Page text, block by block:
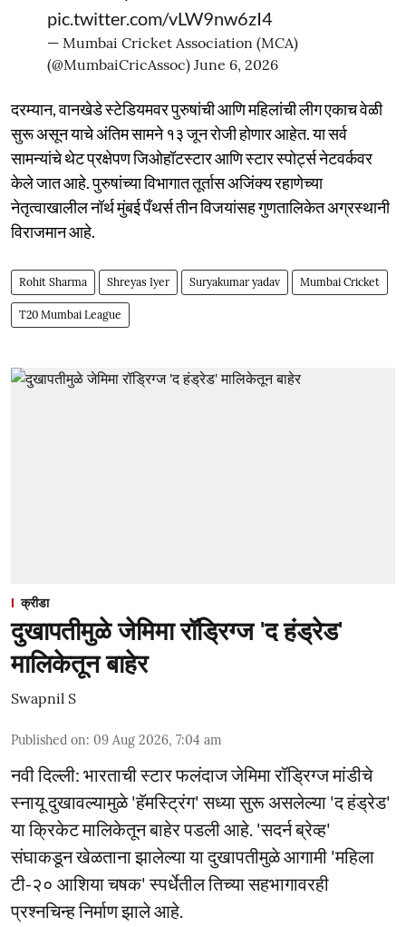
pic.twitter.com/vLW9nw6zI4
— Mumbai Cricket Association (MCA)
(@MumbaiCricAssoc) June 6, 2026
दरम्यान, वानखेडे स्टेडियमवर पुरुषांची आणि महिलांची लीग एकाच वेळी
सुरू असून याचे अंतिम सामने १३ जून रोजी होणार आहेत. या सर्व
सामन्यांचे थेट प्रक्षेपण जिओहॉटस्टार आणि स्टार स्पोर्ट्स नेटवर्कवर
केले जात आहे. पुरुषांच्या विभागात तूर्तास अजिंक्य रहाणेच्या
नेतृत्वाखालील नॉर्थ मुंबई पँथर्स तीन विजयांसह गुणतालिकेत अग्रस्थानी
विराजमान आहे.
Rohit Sharma Shreyas Iyer Suryakumar yadav Mumbai Cricket
T20 Mumbai League
क्रीडा
दुखापतीमुळे जेमिमा रॉड्रिग्ज 'द हंड्रेड'
मालिकेतून बाहेर
Swapnil S
Published on: 09 Aug 2026, 7:04 am
नवी दिल्ली: भारताची स्टार फलंदाज जेमिमा रॉड्रिग्ज मांडीचे
स्नायू दुखावल्यामुळे 'हॅमस्ट्रिंग' सध्या सुरू असलेल्या 'द हंड्रेड'
या क्रिकेट मालिकेतून बाहेर पडली आहे. 'सदर्न ब्रेव्ह'
संघाकडून खेळताना झालेल्या या दुखापतीमुळे आगामी 'महिला
टी-२० आशिया चषक' स्पर्धेतील तिच्या सहभागावरही
प्रश्नचिन्ह निर्माण झाले आहे.